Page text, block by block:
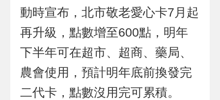
動時宣布，北市敬老愛心卡7月起
再升級，點數增至600點，明年
下半年可在超市、超商、藥局、
農會使用，預計明年底前換發完
二代卡，點數沒用完可累積。